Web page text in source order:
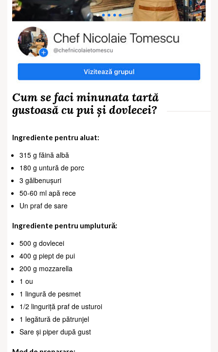
Cum se faci minunata tartă
gustoasă cu pui și dovlecei?
Ingrediente pentru aluat:
315 g făină albă
180 g untură de porc
3 gălbenușuri
50-60 ml apă rece
Un praf de sare
Ingrediente pentru umplutură:
500 g dovlecei
400 g piept de pui
200 g mozzarella
1 ou
1 lingură de pesmet
1/2 linguriță praf de usturoi
1 legătură de pătrunjel
Sare și piper după gust